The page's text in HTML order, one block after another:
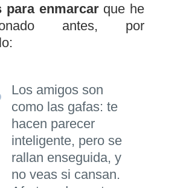
para enmarcar que he
antes, por
Los amigos son
como las gafas: te
hacen parecer
inteligente, pero se
rallan enseguida, y
no veas si cansan.